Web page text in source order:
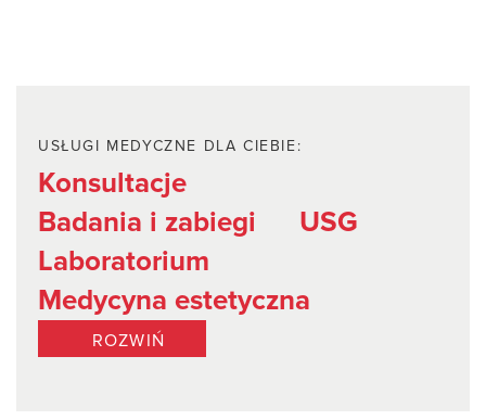
USŁUGI MEDYCZNE DLA CIEBIE:
Konsultacje
Badania i zabiegi
USG
Laboratorium
Medycyna estetyczna
ROZWIŃ